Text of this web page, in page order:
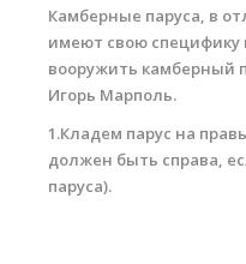
Камберные паруса, в
имеют свою специфику
вооружить камберный
Игорь Марполь.
1.Кладем парус на
должен быть справа,
паруса).